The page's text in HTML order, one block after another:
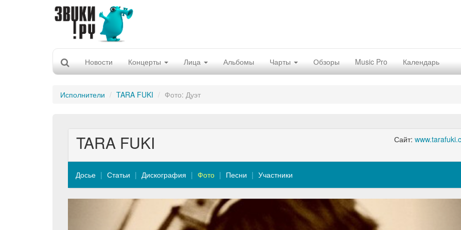
Новости Концерты Лица Альбомы Чарты Обзоры Music Pro Календарь
Исполнители TARA FUKI Фото: Дуэт
Сайт:
TARA FUKI
Досье Статьи Дискография Фото Песни Участники
Previous